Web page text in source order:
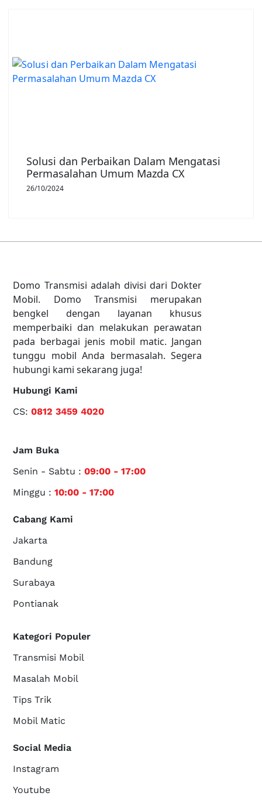
Solusi dan Perbaikan Dalam Mengatasi
Permasalahan Umum Mazda CX
26/10/2024
Domo Transmisi adalah divisi dari Dokter
Mobil. Domo Transmisi merupakan
bengkel dengan layanan khusus
memperbaiki dan melakukan perawatan
pada berbagai jenis mobil matic. Jangan
tunggu mobil Anda bermasalah. Segera
hubungi kami sekarang juga!
Hubungi Kami
CS:0812 3459 4020
Jam Buka
Senin - Sabtu :09:00 - 17:00
Minggu :10:00 - 17:00
Cabang Kami
Jakarta
Bandung
Surabaya
Pontianak
Kategori Populer
Transmisi Mobil
Masalah Mobil
Tips Trik
Mobil Matic
Social Media
Instagram
Youtube